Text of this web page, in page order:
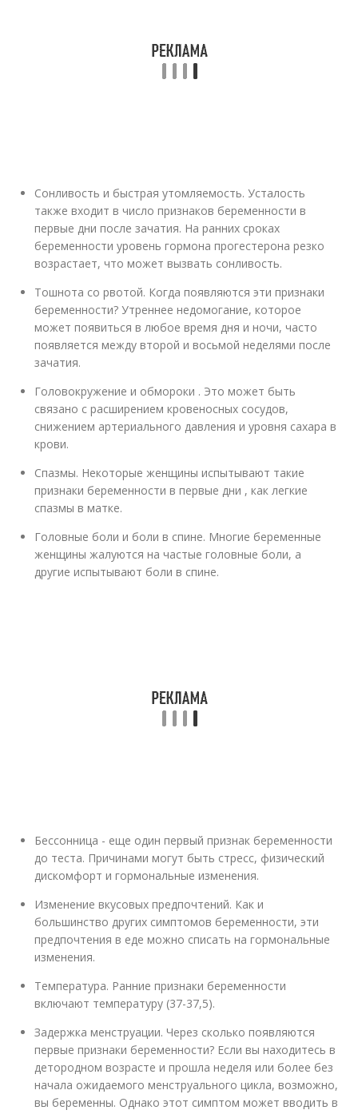
Сонливость и быстрая утомляемость. Усталость
также входит в число признаков беременности в
первые дни после зачатия. На ранних сроках
беременности уровень гормона прогестерона резко
возрастает, что может вызвать сонливость.
Тошнота со рвотой. Когда появляются эти признаки
беременности? Утреннее недомогание, которое
может появиться в любое время дня и ночи, часто
появляется между второй и восьмой неделями после
зачатия.
Головокружение и обмороки . Это может быть
связано с расширением кровеносных сосудов,
снижением артериального давления и уровня сахара в
крови.
Спазмы. Некоторые женщины испытывают такие
признаки беременности в первые дни , как легкие
спазмы в матке.
Головные боли и боли в спине. Многие беременные
женщины жалуются на частые головные боли, а
другие испытывают боли в спине.
Бессонница - еще один первый признак беременности
до теста. Причинами могут быть стресс, физический
дискомфорт и гормональные изменения.
Изменение вкусовых предпочтений. Как и
большинство других симптомов беременности, эти
предпочтения в еде можно списать на гормональные
изменения.
Температура. Ранние признаки беременности
включают температуру (37-37,5).
Задержка менструации. Через сколько появляются
первые признаки беременности? Если вы находитесь в
детородном возрасте и прошла неделя или более без
начала ожидаемого менструального цикла, возможно,
вы беременны. Однако этот симптом может вводить в